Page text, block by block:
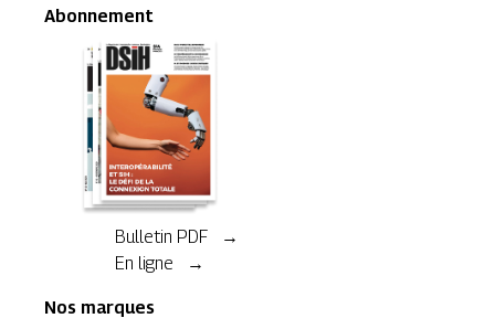
Abonnement
Bulletin PDF →
En ligne →
Nos marques